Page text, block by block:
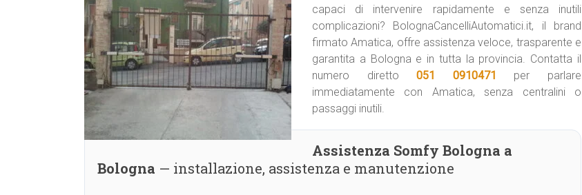
capaci di intervenire rapidamente e senza inutili
complicazioni? BolognaCancelliAutomatici.it, il brand
firmato Amatica, offre assistenza veloce, trasparente e
garantita a Bologna e in tutta la provincia. Contatta il
numero diretto051 0910471 per parlare
immediatamente con Amatica, senza centralini o
passaggi inutili.
Assistenza Somfy Bologna a
Bologna — installazione, assistenza e manutenzione